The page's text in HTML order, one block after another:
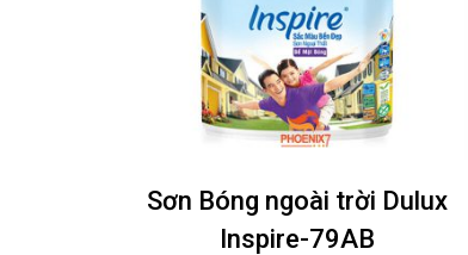
Sơn Bóng ngoài trời Dulux
Inspire-79AB